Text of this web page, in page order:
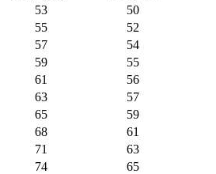
53
50
55
52
57
54
59
55
61
56
63
57
65
59
68
61
71
63
74
65